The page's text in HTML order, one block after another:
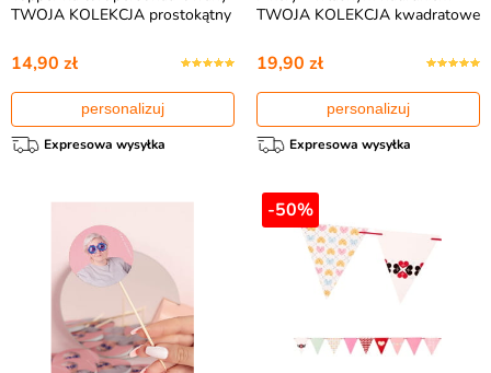
TWOJA KOLEKCJA prostokątny
14,90 zł
personalizuj
Expresowa wysyłka
TWOJA KOLEKCJA kwadratowe
19,90 zł
personalizuj
Expresowa wysyłka
-50%